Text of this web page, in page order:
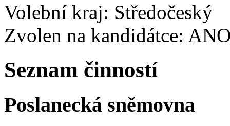
Volební kraj: Středočeský
Zvolen na kandidátce:
Seznam činností
Poslanecká sněmovna